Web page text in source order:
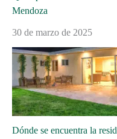
Mendoza
30 de marzo de 2025
Dónde se encuentra la